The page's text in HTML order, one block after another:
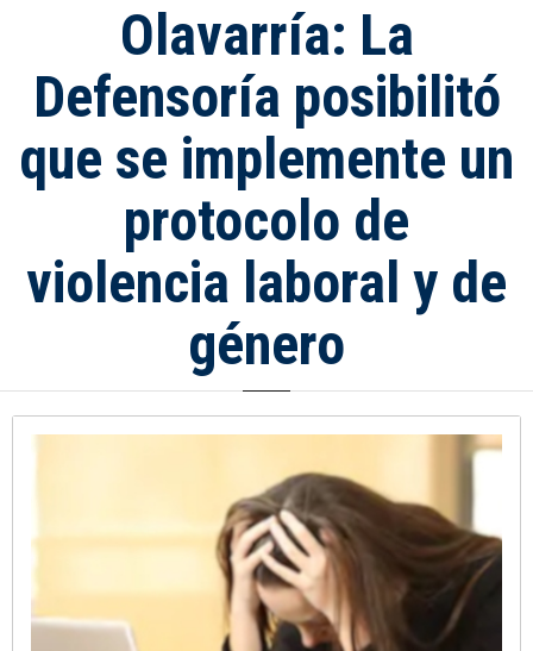
Olavarría: La
Defensoría posibilitó
que se implemente un
protocolo de
violencia laboral y de
género